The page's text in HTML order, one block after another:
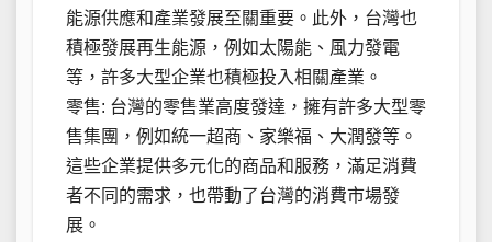
能源供應和產業發展至關重要。此外，台灣也
積極發展再生能源，例如太陽能、風力發電
等，許多大型企業也積極投入相關產業。
零售: 台灣的零售業高度發達，擁有許多大型零
售集團，例如統一超商、家樂福、大潤發等。
這些企業提供多元化的商品和服務，滿足消費
者不同的需求，也帶動了台灣的消費市場發
展。